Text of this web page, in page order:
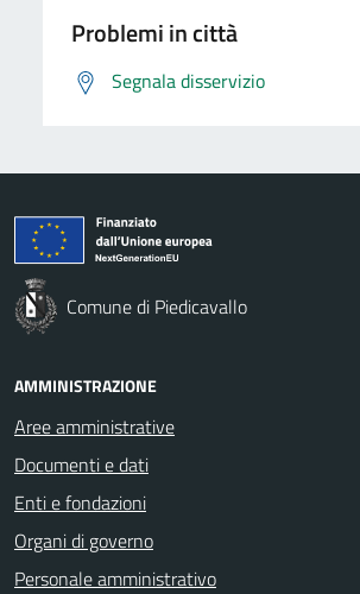
Problemi in città
Segnala disservizio
Comune di Piedicavallo
AMMINISTRAZIONE
Aree amministrative
Documenti e dati
Enti e fondazioni
Organi di governo
Personale amministrativo